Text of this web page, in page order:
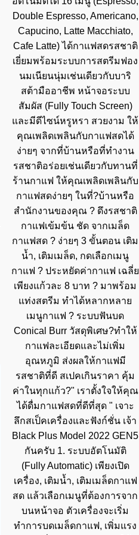
Double Espresso, Americano,
Capucino, Latte Macchiato,
Cafe Latte) ได้กาแฟสดรสชาติ
เยี่ยมพร้อมระบบการสตรีมฟอง
นมเนียนนุ่มเช่นเดียวกับบาริ
สต้ามืออาชีพ หน้าจอระบบ
สัมผัส (Fully Touch Screen)
และมีดีไซน์หรูหรา สวยงาม ให้
คุณเพลิดเพลินกับกาแฟสดได้
ง่ายๆ จากที่บ้านหรือที่ทำงาน
รสชาติอร่อยเช่นเดียวกับทานที่
ร้านกาแฟ ให้คุณเพลิดเพลินกับ
กาแฟสดง่ายๆ ในที่?บ้านหรือ
สำนักงานของคุณ ? ดึงรสชาติ
กาแฟเข้มข้น ชัด จากเมล็ด
กาแฟสด ? ง่ายๆ 3 ขั้นตอน เติม
น้ำ, เติมเมล็ด, กดเลือกเมนู
กาแฟ ? ประหยัดค่ากาแฟ เฉลี่ย
เพียงแก้วละ 8 บาท ? มาพร้อม
แท่งสตรีม ทำได้หลากหลาย
เมนูกาแฟ ? ระบบฟันบด
Conical Burr วัสดุพิเศษ?ทำให้
กาแฟละเอียดและไม่เพิ่ม
อุณหภูมิ ส่งผลให้กาแฟมี
รสชาติที่ดี สเปคเกินราคา คุ้ม
ค่าในทุกแก้ว?" เราตั้งใจให้คุณ
ได้ดื่มกาแฟสดที่ดีที่สุด " เจาะ
ลึกสเป็คเครื่องและฟังก์ชั่น เจ้า
Black Plus Model 2022 GEN5
กันครับ 1. ระบบอัตโนมัติ
(Fully Automatic) เพียงเปิด
เครื่อง, เติมน้ำ, เติมเมล็ดกาแฟ
สด แล้วเลือกเมนูที่ต้องการจาก
บนหน้าจอ ตัวเครื่องจะเริ่ม
ทำการบดเมล็ดกาแฟ, เพิ่มแรง